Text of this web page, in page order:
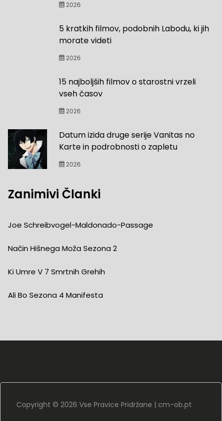
2026
5 kratkih filmov, podobnih Labodu, ki jih
morate videti
2026
15 najboljših filmov o starostni vrzeli
vseh časov
2026
Datum izida druge serije Vanitas no
Karte in podrobnosti o zapletu
2026
Zanimivi Članki
Joe Schreibvogel-Maldonado-Passage
Način Hišnega Moža Sezona 2
Ki Umre V 7 Smrtnih Grehih
Ali Bo Sezona 4 Manifesta
Copyright © 2026 Vse Pravice Pridržane | cm-ob.pt